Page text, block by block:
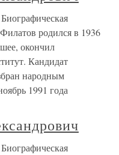
родился в 1936
окончил
Кандидат
народным
1991 года